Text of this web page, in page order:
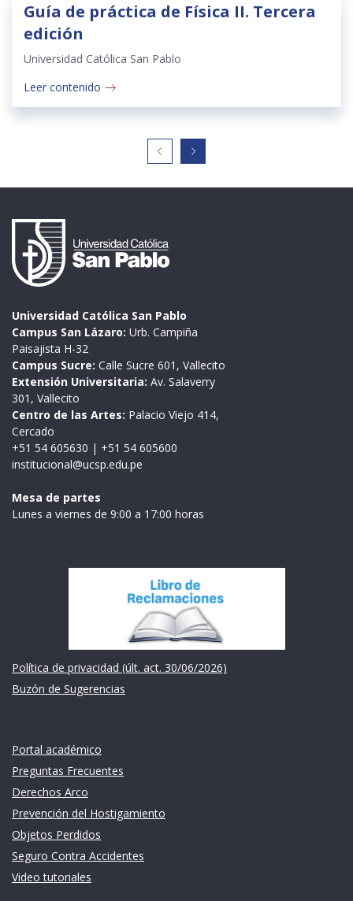
Guía de práctica de Física II. Tercera
edición
Universidad Católica San Pablo
Leer contenido
Universidad Católica San Pablo
Campus San Lázaro: Urb. Campiña
Paisajista H-32
Campus Sucre: Calle Sucre 601, Vallecito
Extensión Universitaria: Av. Salaverry
301, Vallecito
Centro de las Artes: Palacio Viejo 414,
Cercado
+51 54 605630 | +51 54 605600
institucional@ucsp.edu.pe
Mesa de partes
Lunes a viernes de 9:00 a 17:00 horas
Política de privacidad (últ. act. 30/06/2026)
Buzón de Sugerencias
Portal académico
Preguntas Frecuentes
Derechos Arco
Prevención del Hostigamiento
Objetos Perdidos
Seguro Contra Accidentes
Video tutoriales